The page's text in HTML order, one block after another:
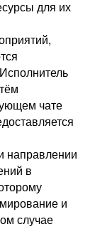
для их
чате
направлении
в
и
случае